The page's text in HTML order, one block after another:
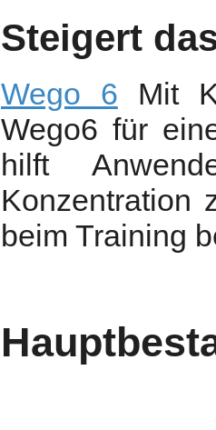
Steigert
Wego 6 Mit
Wego6 für
hilft
Konzentration
beim Training